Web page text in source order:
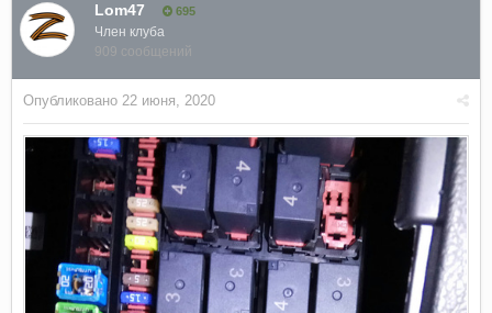
Lom47 695
Член клуба
909 сообщений
Опубликовано 22 июня, 2020